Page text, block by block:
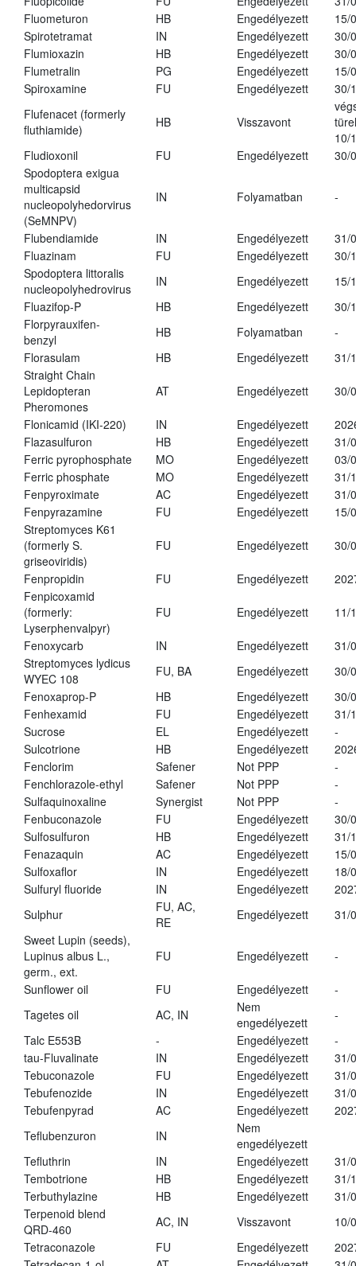
Fluometuron
HB Engedélyezett
15/
Spirotetramat
IN Engedélyezett
30/
Flumioxazin
HB Engedélyezett
30/
Flumetralin
PG Engedélyezett
15/
Spiroxamine
FU Engedélyezett
30/
Flufenacet (formerly
fluthiamide)
HB Visszavont
10/
Fludioxonil
FU Engedélyezett
30/
Spodoptera exigua
multicapsid
nucleopolyhedorvirus
(SeMNPV)
IN Folyamatban -
Flubendiamide IN Engedélyezett
31/
Fluazinam
FU Engedélyezett
30/
Spodoptera littoralis
nucleopolyhedrovirus
IN Engedélyezett
15/
Fluazifop-P
HB Engedélyezett
30/
Florpyrauxifen-
benzyl
HB Folyamatban
-
Florasulam
HB Engedélyezett
31/
Straight Chain
Lepidopteran
Pheromones
AT Engedélyezett 30/
Flonicamid (IKI-220) IN Engedélyezett
Flazasulfuron
HB Engedélyezett
31/
Ferric pyrophosphate
MO Engedélyezett
03/
Ferric phosphate
MO Engedélyezett
31/
Fenpyroximate
AC Engedélyezett
31/
Fenpyrazamine
FU Engedélyezett
15/
Streptomyces K61
(formerly S.
griseoviridis)
FU Engedélyezett 30/
Fenpropidin FU Engedélyezett
Fenpicoxamid
(formerly:
Lyserphenvalpyr)
FU Engedélyezett 11/
Fenoxycarb IN Engedélyezett
31/
Streptomyces lydicus
WYEC 108
FU, BA Engedélyezett
30/
Fenoxaprop-P
HB Engedélyezett
30/
Fenhexamid
FU Engedélyezett
31/
Sucrose
EL Engedélyezett
-
Sulcotrione
HB Engedélyezett
Fenclorim
Safener Not PPP
-
Fenchlorazole-ethyl
Safener Not PPP
-
Sulfaquinoxaline
Synergist Not PPP
-
Fenbuconazole
FU Engedélyezett
30/
Sulfosulfuron
HB Engedélyezett
31/
Fenazaquin
AC Engedélyezett
15/
Sulfoxaflor
IN Engedélyezett
18/
Sulfuryl fluoride
IN Engedélyezett
Sulphur
FU, AC,
RE
Engedélyezett
31/
Sweet Lupin (seeds),
Lupinus albus L.,
germ., ext.
FU Engedélyezett -
Sunflower oil FU Engedélyezett
-
Tagetes oil
AC, IN
Nem
engedélyezett
-
Talc E553B
- Engedélyezett
-
tau-Fluvalinate
IN Engedélyezett
31/
Tebuconazole
FU Engedélyezett
31/
Tebufenozide
IN Engedélyezett
31/
Tebufenpyrad
AC Engedélyezett
Teflubenzuron
IN
Nem
engedélyezett
Tefluthrin
IN Engedélyezett
31/
Tembotrione
HB Engedélyezett
31/
Terbuthylazine
HB Engedélyezett
31/
Terpenoid blend
QRD-460
AC, IN Visszavont
10/
Tetraconazole
FU Engedélyezett